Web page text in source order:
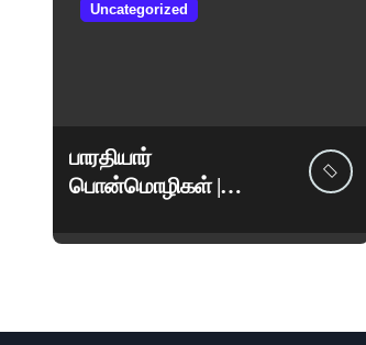
Uncategorized
பாரதியார்
பொன்மொழிகள் |
பாரதியார் சிறந்த
வாசகங்கள்